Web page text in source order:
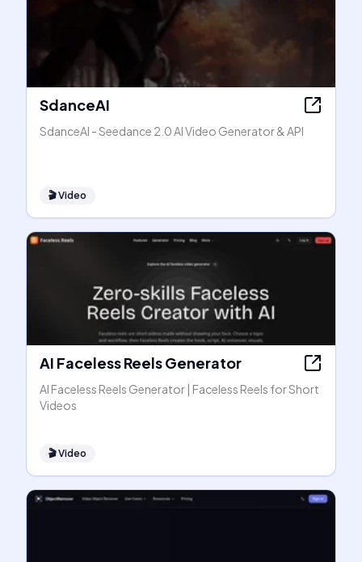
SdanceAI
SdanceAI - Seedance 2.0 AI Video Generator & API
🎬Video
AI Faceless Reels Generator
AI Faceless Reels Generator | Faceless Reels for Short
Videos
🎬Video